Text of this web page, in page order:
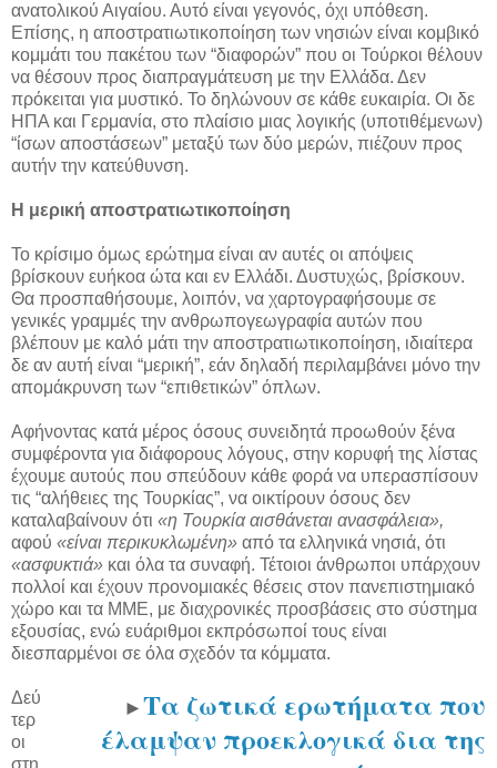
ανατολικού Αιγαίου. Αυτό είναι γεγονός, όχι υπόθεση.
Επίσης, η αποστρατιωτικοποίηση των νησιών είναι κομβικό
κομμάτι του πακέτου των “διαφορών” που οι Τούρκοι θέλουν
να θέσουν προς διαπραγμάτευση με την Ελλάδα. Δεν
πρόκειται για μυστικό. Το δηλώνουν σε κάθε ευκαιρία. Οι δε
ΗΠΑ και Γερμανία, στο πλαίσιο μιας λογικής (υποτιθέμενων)
“ίσων αποστάσεων” μεταξύ των δύο μερών, πιέζουν προς
αυτήν την κατεύθυνση.
Η μερική αποστρατιωτικοποίηση
Το κρίσιμο όμως ερώτημα είναι αν αυτές οι απόψεις
βρίσκουν ευήκοα ώτα και εν Ελλάδι. Δυστυχώς, βρίσκουν.
Θα προσπαθήσουμε, λοιπόν, να χαρτογραφήσουμε σε
γενικές γραμμές την ανθρωπογεωγραφία αυτών που
βλέπουν με καλό μάτι την αποστρατιωτικοποίηση, ιδιαίτερα
δε αν αυτή είναι “μερική”, εάν δηλαδή περιλαμβάνει μόνο την
απομάκρυνση των “επιθετικών” όπλων.
Αφήνοντας κατά μέρος όσους συνειδητά προωθούν ξένα
συμφέροντα για διάφορους λόγους, στην κορυφή της λίστας
έχουμε αυτούς που σπεύδουν κάθε φορά να υπερασπίσουν
τις “αλήθειες της Τουρκίας”, να οικτίρουν όσους δεν
καταλαβαίνουν ότι «η Τουρκία αισθάνεται ανασφάλεια»,
αφού «είναι περικυκλωμένη» από τα ελληνικά νησιά, ότι
«ασφυκτιά» και όλα τα συναφή. Τέτοιοι άνθρωποι υπάρχουν
πολλοί και έχουν προνομιακές θέσεις στον πανεπιστημιακό
χώρο και τα ΜΜΕ, με διαχρονικές προσβάσεις στο σύστημα
εξουσίας, ενώ ευάριθμοι εκπρόσωποί τους είναι
διεσπαρμένοι σε όλα σχεδόν τα κόμματα.
►Τα ζωτικά ερωτήματα που
έλαμψαν προεκλογικά δια της
Δεύ
τερ
οι